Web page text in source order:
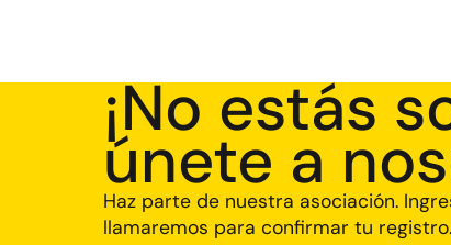
¡No estás
únete a
Haz parte de nuestra asociación.
llamaremos para confirmar tu registro.